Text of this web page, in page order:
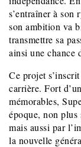
s’entraîner à son
son ambition va
transmettre sa
ainsi une chance
Ce projet
carrière. Fort
mémorables,
époque, non plus
mais aussi par
la nouvelle